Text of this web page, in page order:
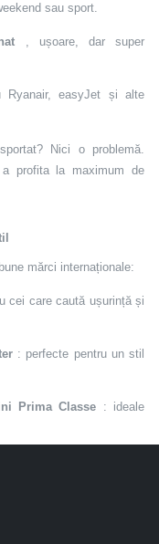
sau sport.
, ușoare, dar super
Ryanair, easyJet și alte
Nici o problemă.
a profita la maximum de
mărci internaționale:
cei care caută ușurință și
: perfecte pentru un stil
Prima Classe : ideale
mici detalii. Rezistența,
loc.